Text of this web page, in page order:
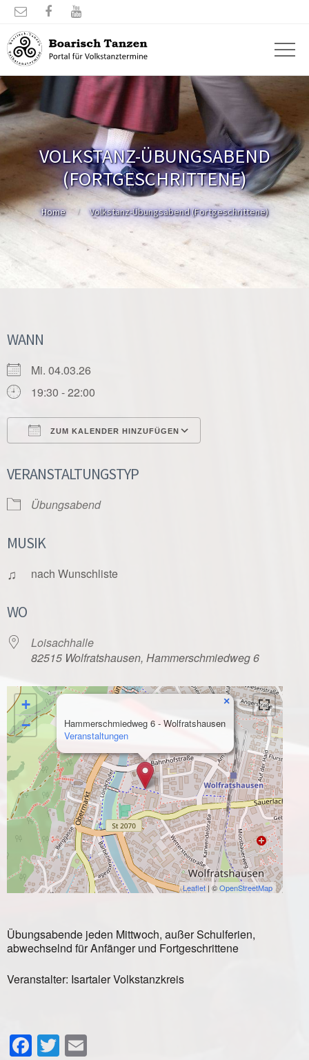
  
VOLKSTANZ-ÜBUNGSABEND
(FORTGESCHRITTENE)
Home Volkstanz-Übungsabend (Fortgeschrittene)
WANN
Mi. 04.03.26
19:30 - 22:00
ZUM KALENDER HINZUFÜGEN
VERANSTALTUNGSTYP
Übungsabend
MUSIK
♫ nach Wunschliste
WO
Loisachhalle
82515 Wolfratshausen, Hammerschmiedweg 6
Hammerschmiedweg 6 - Wolfratshausen
Veranstaltungen
×
+
−
Leaflet | ©OpenStreetMap
Übungsabende jeden Mittwoch, außer Schulferien,
abwechselnd für Anfänger und Fortgeschrittene
Veranstalter: Isartaler Volkstanzkreis
Facebook
Twitter